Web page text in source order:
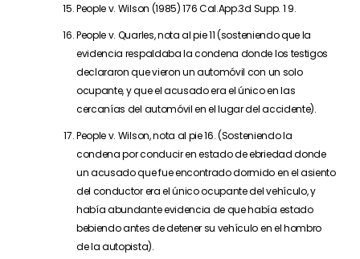
People v. Wilson (1985) 176 Cal.App.3d Supp. 1 9.
People v. Quarles, nota al pie 11 (sosteniendo que la
evidencia respaldaba la condena donde los testigos
declararon que vieron un automóvil con un solo
ocupante, y que el acusado era el único en las
cercanías del automóvil en el lugar del accidente).
People v. Wilson, nota al pie 16. (Sosteniendo la
condena por conducir en estado de ebriedad donde
un acusado que fue encontrado dormido en el asiento
del conductor era el único ocupante del vehículo, y
había abundante evidencia de que había estado
bebiendo antes de detener su vehículo en el hombro
de la autopista).